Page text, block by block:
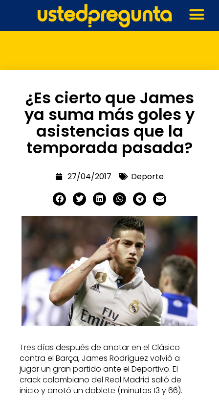
¿Es cierto que James
ya suma más goles y
asistencias que la
temporada pasada?
27/04/2017 Deporte
Tres días después de anotar en el Clásico
contra el Barça, James Rodríguez volvió a
jugar un gran partido ante el Deportivo. El
crack colombiano del Real Madrid salió de
inicio y anotó un doblete (minutos 13 y 66).